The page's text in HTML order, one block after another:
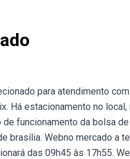
para atendimento
Há estacionamento no
funcionamento da bolsa
brasília. Webno mercado a
das 09h45 às 17h55.